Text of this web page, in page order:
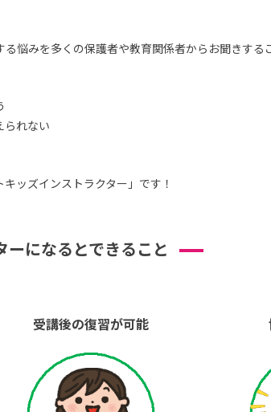
悩みを多くの保護者や教育関係者からお聞きする
られない
ッズインストラクター」です！
になるとできること
受講後の復習が可能